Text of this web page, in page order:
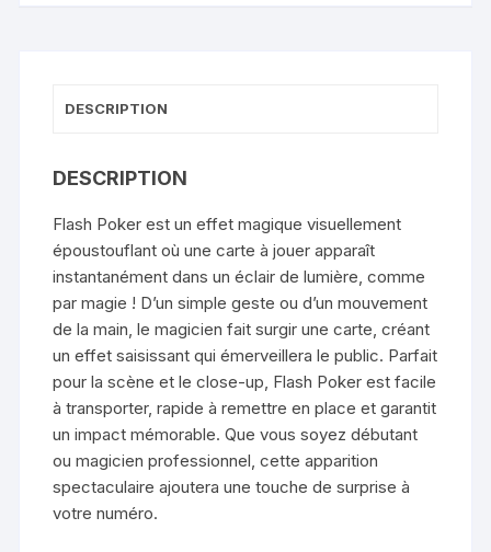
DESCRIPTION
DESCRIPTION
Flash Poker est un effet magique visuellement
époustouflant où une carte à jouer apparaît
instantanément dans un éclair de lumière, comme
par magie ! D’un simple geste ou d’un mouvement
de la main, le magicien fait surgir une carte, créant
un effet saisissant qui émerveillera le public. Parfait
pour la scène et le close-up, Flash Poker est facile
à transporter, rapide à remettre en place et garantit
un impact mémorable. Que vous soyez débutant
ou magicien professionnel, cette apparition
spectaculaire ajoutera une touche de surprise à
votre numéro.